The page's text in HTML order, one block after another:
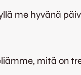
me hyvänä
mitä on